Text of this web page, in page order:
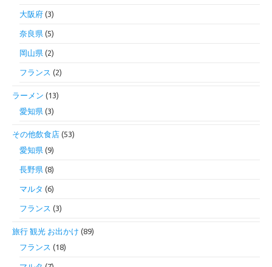
大阪府 (3)
奈良県 (5)
岡山県 (2)
フランス (2)
ラーメン (13)
愛知県 (3)
その他飲食店 (53)
愛知県 (9)
長野県 (8)
マルタ (6)
フランス (3)
旅行 観光 お出かけ (89)
フランス (18)